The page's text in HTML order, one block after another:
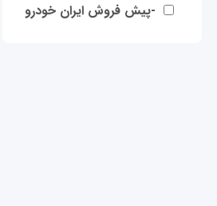
-پیش فروش ایران خودرو